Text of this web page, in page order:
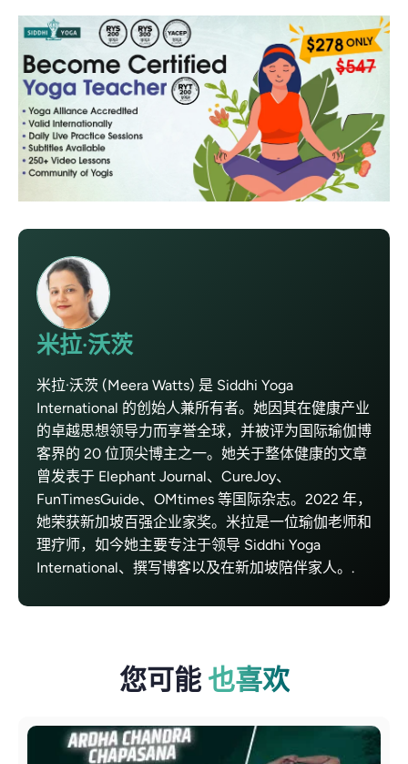
米拉·沃茨
米拉·沃茨 (Meera Watts) 是 Siddhi Yoga
International 的创始人兼所有者。她因其在健康产业
的卓越思想领导力而享誉全球，并被评为国际瑜伽博
客界的 20 位顶尖博主之一。她关于整体健康的文章
曾发表于 Elephant Journal、CureJoy、
FunTimesGuide、OMtimes 等国际杂志。2022 年，
她荣获新加坡百强企业家奖。米拉是一位瑜伽老师和
理疗师，如今她主要专注于领导 Siddhi Yoga
International、撰写博客以及在新加坡陪伴家人。.
您可能 也喜欢